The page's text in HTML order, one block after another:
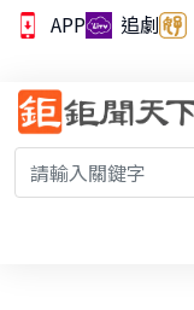
APP 追劇